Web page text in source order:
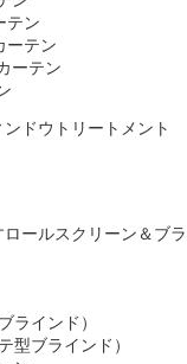
テン
ーテン
ーテン
ンドウトリートメント
ロールスクリーン＆ブラ
ラインド）
型ブラインド）